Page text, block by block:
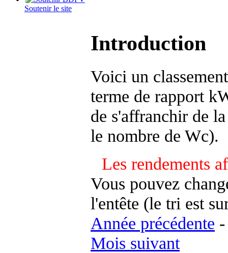
Soutenir le site
Introduction
Voici un
terme de rapport
de s'affranchir de
le nombre de Wc).
Les rendements
Vous pouvez
l'entête (le tri est
Année précédente -
Mois suivant